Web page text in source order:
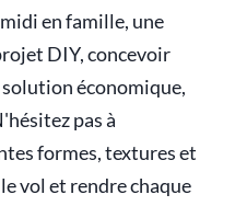
en famille, une
DIY, concevoir
économique,
pas à
formes, textures et
vol et rendre chaque